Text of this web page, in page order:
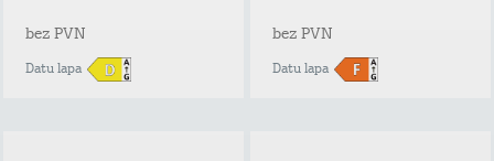
bez PVN
Datu lapa
bez PVN
Datu lapa